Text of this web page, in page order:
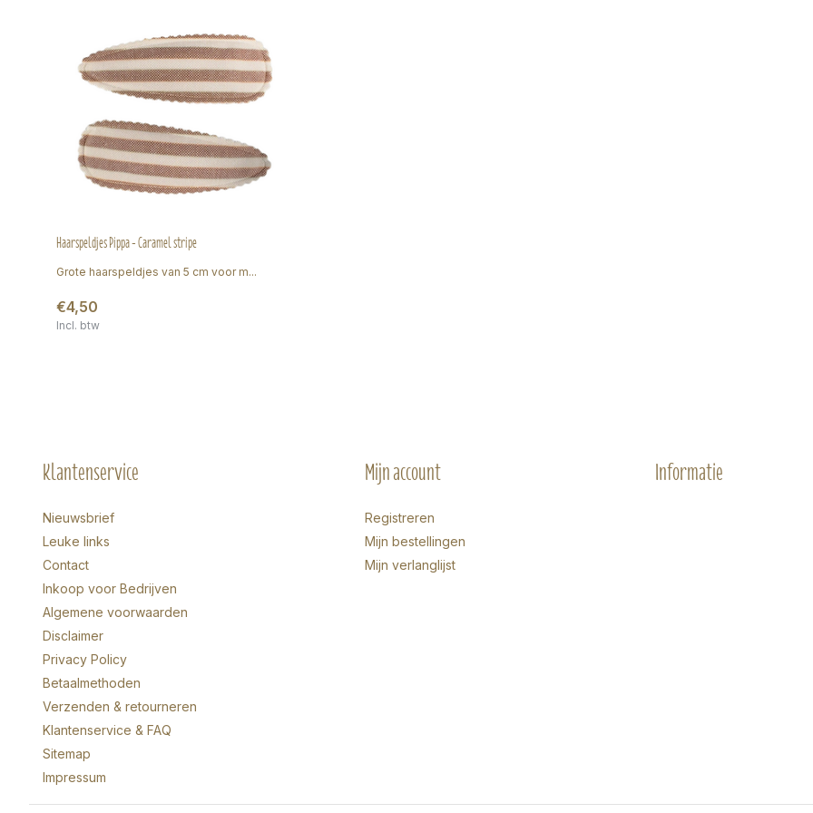
Haarspeldjes Pippa - Caramel stripe
Grote haarspeldjes van 5 cm voor m...
€4,50
Incl. btw
Klantenservice
Nieuwsbrief
Leuke links
Contact
Inkoop voor Bedrijven
Algemene voorwaarden
Disclaimer
Privacy Policy
Betaalmethoden
Verzenden & retourneren
Klantenservice & FAQ
Sitemap
Impressum
Mijn account
Registreren
Mijn bestellingen
Mijn verlanglijst
Informatie